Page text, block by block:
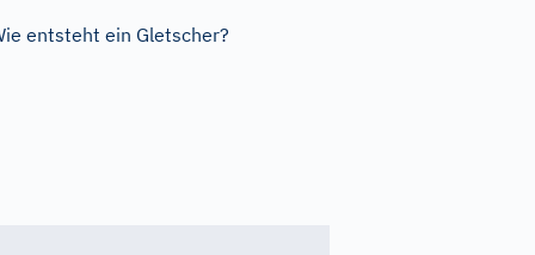
entsteht ein Gletscher?